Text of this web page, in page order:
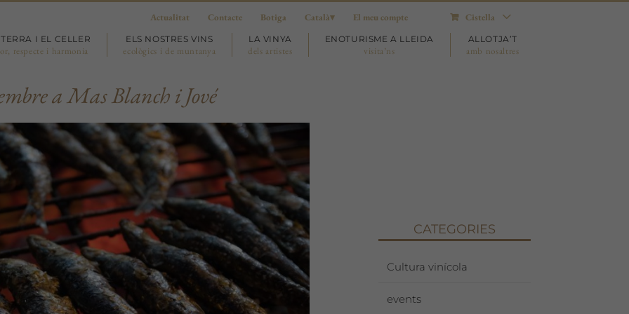
Actualitat Contacte Botiga Català El meu compte Cistella
I EL CELLER
respecte i harmonia
ELS NOSTRES VINS
ecològics i de muntanya
LA VINYA
dels artistes
ENOTURISME A LLEIDA
visita’ns
ALLOTJA’T
amb nosaltres
a Mas Blanch i Jové
CATEGORIES
Cultura vinícola
events